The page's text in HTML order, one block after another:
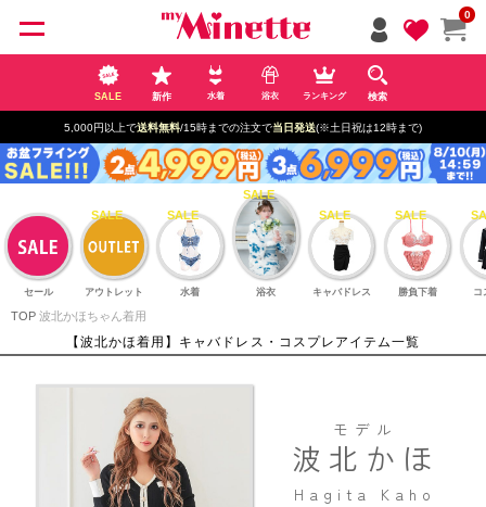
0
SALE 新作 水着 浴衣 ランキング 検索
新規登録で最大2500円OFF!
セール アウトレット 水着 浴衣 キャバドレス 勝負下着 コ
TOP 波北かほちゃん着用
【波北かほ着用】キャバドレス・コスプレアイテム一覧
モデル
波北かほ
Hagita Kaho
ペー
ジト
ップ